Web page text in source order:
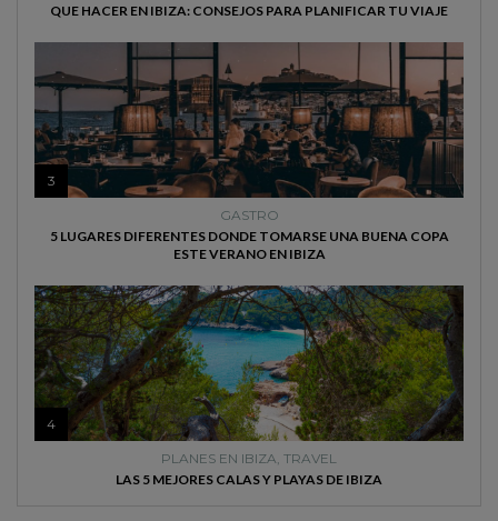
QUE HACER EN IBIZA: CONSEJOS PARA PLANIFICAR TU VIAJE
3
GASTRO
5 LUGARES DIFERENTES DONDE TOMARSE UNA BUENA COPA
ESTE VERANO EN IBIZA
4
PLANES EN IBIZA, TRAVEL
LAS 5 MEJORES CALAS Y PLAYAS DE IBIZA